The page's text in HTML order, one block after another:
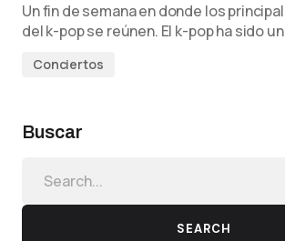
Un fin de semana en donde los
del k-pop se reúnen. El k-pop ha sido
Conciertos
Buscar
SEARCH